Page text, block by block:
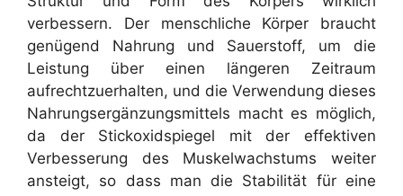
verbessern. Der menschliche Körper braucht
genügend Nahrung und Sauerstoff, um die
Leistung über einen längeren Zeitraum
aufrechtzuerhalten, und die Verwendung dieses
Nahrungsergänzungsmittels macht es möglich,
da der Stickoxidspiegel mit der effektiven
Verbesserung des Muskelwachstums weiter
ansteigt, so dass man die Stabilität für eine